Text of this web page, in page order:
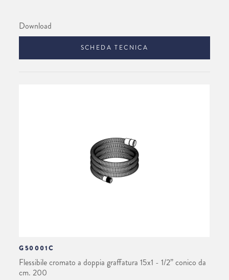
Download
SCHEDA TECNICA
G50001C
Flessibile cromato a doppia graffatura 15x1 - 1/2” conico da
cm. 200